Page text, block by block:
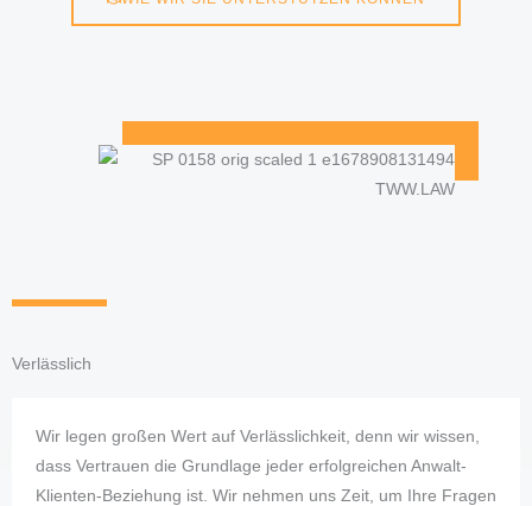
Verlässlich
Wir legen großen Wert auf Verlässlichkeit, denn wir wissen,
dass Vertrauen die Grundlage jeder erfolgreichen Anwalt-
Klienten-Beziehung ist. Wir nehmen uns Zeit, um Ihre Fragen